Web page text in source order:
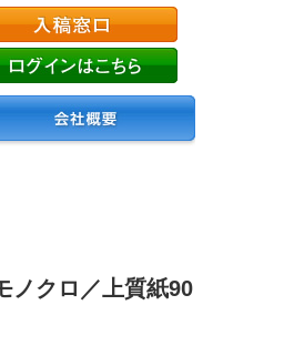
クロ／上質紙90